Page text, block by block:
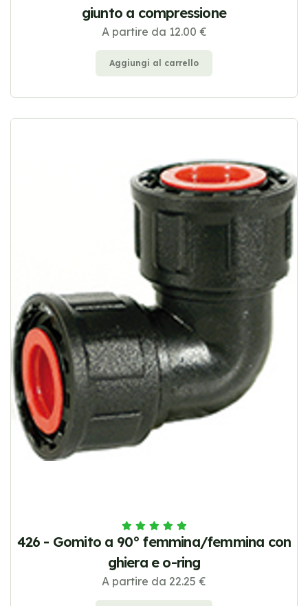
giunto a compressione
A partire da 12.00 €
Aggiungi al carrello
426 - Gomito a 90° femmina/femmina con
ghiera e o-ring
A partire da 22.25 €